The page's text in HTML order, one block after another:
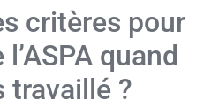
critères pour
quand
travaillé ?